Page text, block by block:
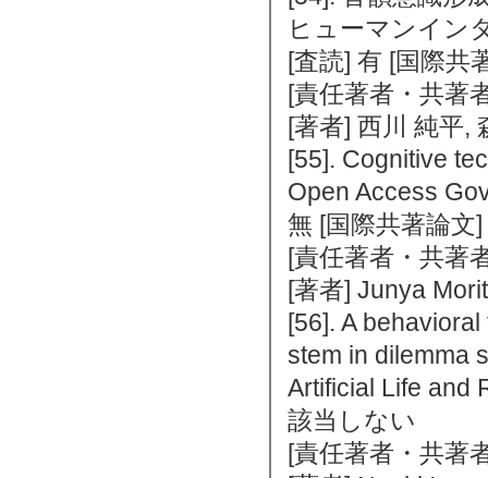
ヒューマンイン
[査読] 有 [国際共
[責任著者・共著
[著者] 西川 純平,
[55]. Cognitive
Open Access
無 [国際共著論文
[責任著者・共著
[著者] Junya
[56]. A
stem in dilemma
Artificial Life and
該当しない
[責任著者・共著